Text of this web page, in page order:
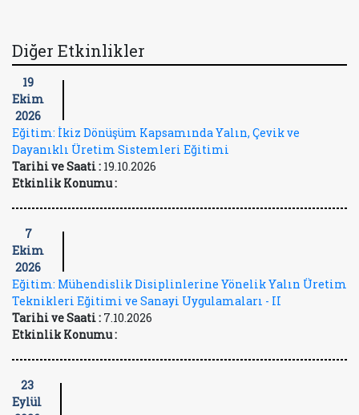
Diğer Etkinlikler
19
Ekim
2026
Eğitim: İkiz Dönüşüm Kapsamında Yalın, Çevik ve
Dayanıklı Üretim Sistemleri Eğitimi
Tarihi ve Saati : 19.10.2026
Etkinlik Konumu :
7
Ekim
2026
Eğitim: Mühendislik Disiplinlerine Yönelik Yalın Üretim
Teknikleri Eğitimi ve Sanayi Uygulamaları - II
Tarihi ve Saati : 7.10.2026
Etkinlik Konumu :
23
Eylül